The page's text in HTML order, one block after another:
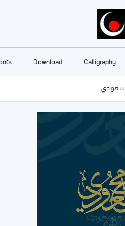
Download Calligraphy
سعودي